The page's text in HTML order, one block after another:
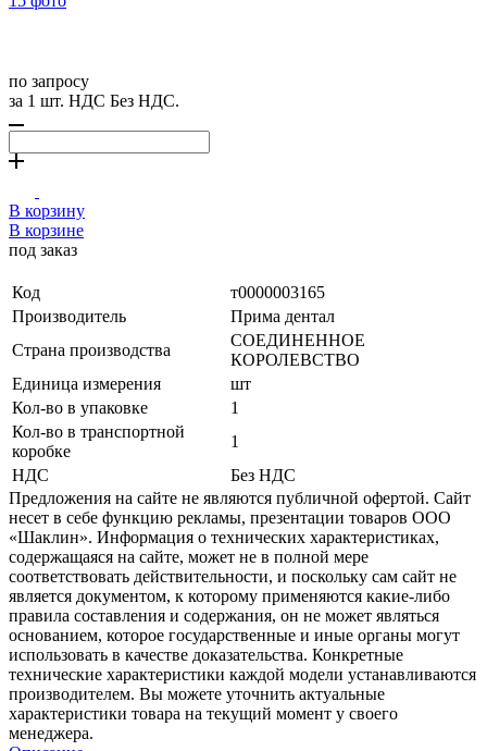
по запросу
за 1 шт. НДС Без НДС.
В корзину
В корзине
под заказ
Код
т0000003165
Производитель
Прима дентал
Страна производства
СОЕДИНЕННОЕ
КОРОЛЕВСТВО
Единица измерения
шт
Кол-во в упаковке
1
Кол-во в транспортной
коробке
1
НДС
Без НДС
Предложения на сайте не являются публичной офертой. Сайт
несет в себе функцию рекламы, презентации товаров ООО
«Шаклин». Информация о технических характеристиках,
содержащаяся на сайте, может не в полной мере
соответствовать действительности, и поскольку сам сайт не
является документом, к которому применяются какие-либо
правила составления и содержания, он не может являться
основанием, которое государственные и иные органы могут
использовать в качестве доказательства. Конкретные
технические характеристики каждой модели устанавливаются
производителем. Вы можете уточнить актуальные
характеристики товара на текущий момент у своего
менеджера.